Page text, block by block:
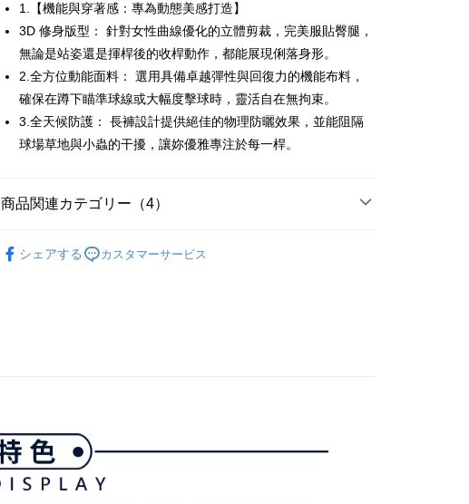
AFTEE代金後払い
説明
一、 AFTEE代金後払いについて
1.お支払い方法でAFTEE代金後払いを選択すると、携帯電話認証ウィン
ドウが表示されます。
2.SMSで認証してお支払い手続を進めてください。
員の場合は、AFTEE アプリプッシュ通知が届きます。
ングでお支払いください。
二、支払い限度額
1.初回 AFTEEを ご利用の際に、認証結果及び当社の審査の結果に基づ
き、限度額が設定されます。
ATM払い
全家取貨付款
付款後全家取貨
送料無料
付款後7-11取貨
1.【機能與穿著感：專為動態美感打造】
3D 修身版型： 針對女性曲線優化的立體剪裁，完美服貼臀腿，
無論是站姿還是揮桿後的收桿動作，都能展現俐落身形。
2.全方位動能面料： 選用具備卓越彈性與回復力的機能布料，
確保在蹲下瞄準球線或大幅度擊球時，靈活自在無拘束。
3.全天候防護： 長褲設計提供絕佳的物理防曬效果，並能阻隔
球場草地與小蟲的干擾，讓妳優雅專注於每一桿。
商品関連カテゴリー（4）
シェアする カスタマーサービス